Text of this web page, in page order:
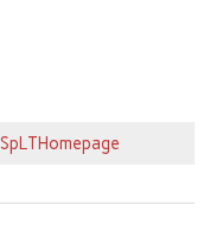
SpLTHomepage